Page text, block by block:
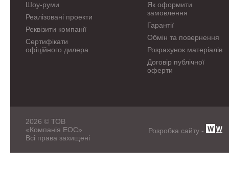
Шоу-руми
Реалізовані проекти
Реквізити компанії
Сертифікати
офіційного дилера
Як оформити
замовлення
Гарантії
Обмін та повернення
Розрахунок матеріалів
Договір публічної
оферти
2026 © ТОВ
«Компанія ЕОС»
Всі права захищені
Розробка сайту -